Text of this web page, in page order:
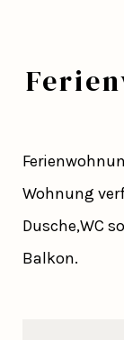
Wohnung
Dusche,WC
Balkon.